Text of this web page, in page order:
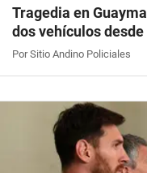
Tragedia en
dos vehículos
Por Sitio Andino Policiales